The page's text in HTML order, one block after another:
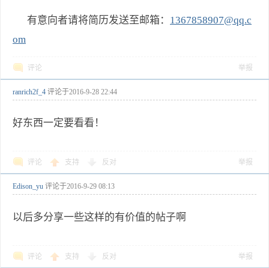
有意向者请将简历发送至邮箱： 1367858907@qq.c
om
评论 举报
ranrich2f_4 评论于2016-9-28 22:44
好东西一定要看看！
评论 支持 反对 举报
Edison_yu 评论于2016-9-29 08:13
以后多分享一些这样的有价值的帖子啊
评论 支持 反对 举报